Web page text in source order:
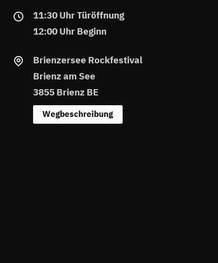
11:30 Uhr Türöffnung
12:00 Uhr Beginn
Brienzersee Rockfestival
Brienz am See
3855 Brienz BE
Wegbeschreibung